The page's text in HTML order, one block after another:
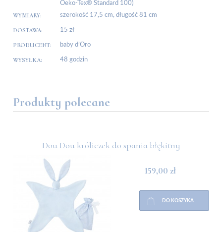
Oeko-Tex® Standard 100)
WYMIARY: szerokość 17,5 cm, długość 81 cm
DOSTAWA: 15 zł
PRODUCENT: baby d’Oro
WYSYŁKA: 48 godzin
Produkty polecane
Dou Dou króliczek do spania błękitny
159,00 zł
DO KOSZYKA